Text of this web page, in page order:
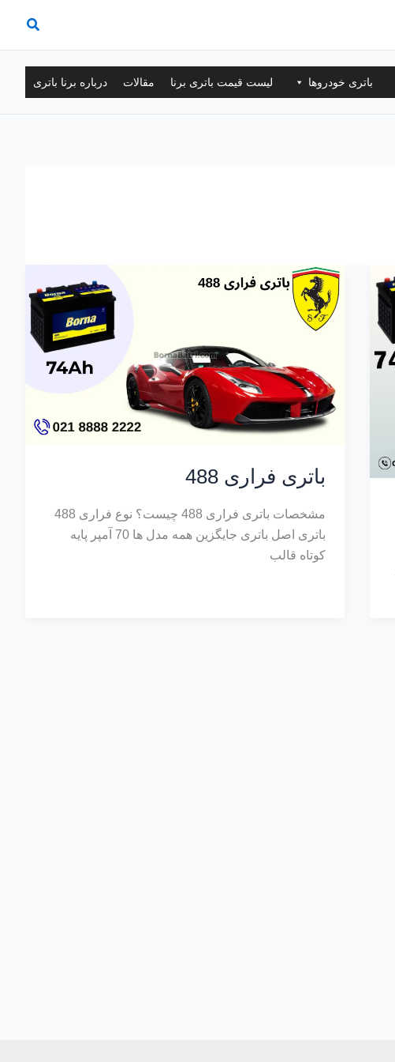
باتری خودروها لیست قیمت باتری برنا مقالات درباره برنا باتری
باتری فراری 488
مشخصات باتری فراری 488 چیست؟ نوع فراری 488
باتری اصل باتری جایگزین همه مدل ها 70 آمپر پایه
کوتاه قالب